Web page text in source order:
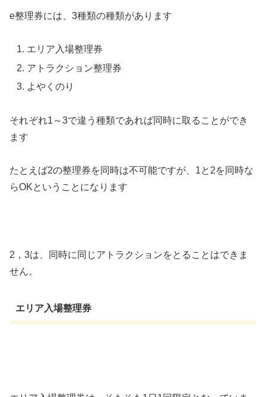
e整理券には、3種類の種類があります
エリア入場整理券
アトラクション整理券
よやくのり
それぞれ1～3で違う種類であれば同時に取ることができ
ます
たとえば2の整理券を同時は不可能ですが、1と2を同時な
らOKということになります
2，3は、同時に同じアトラクションをとることはできま
せん。
エリア入場整理券